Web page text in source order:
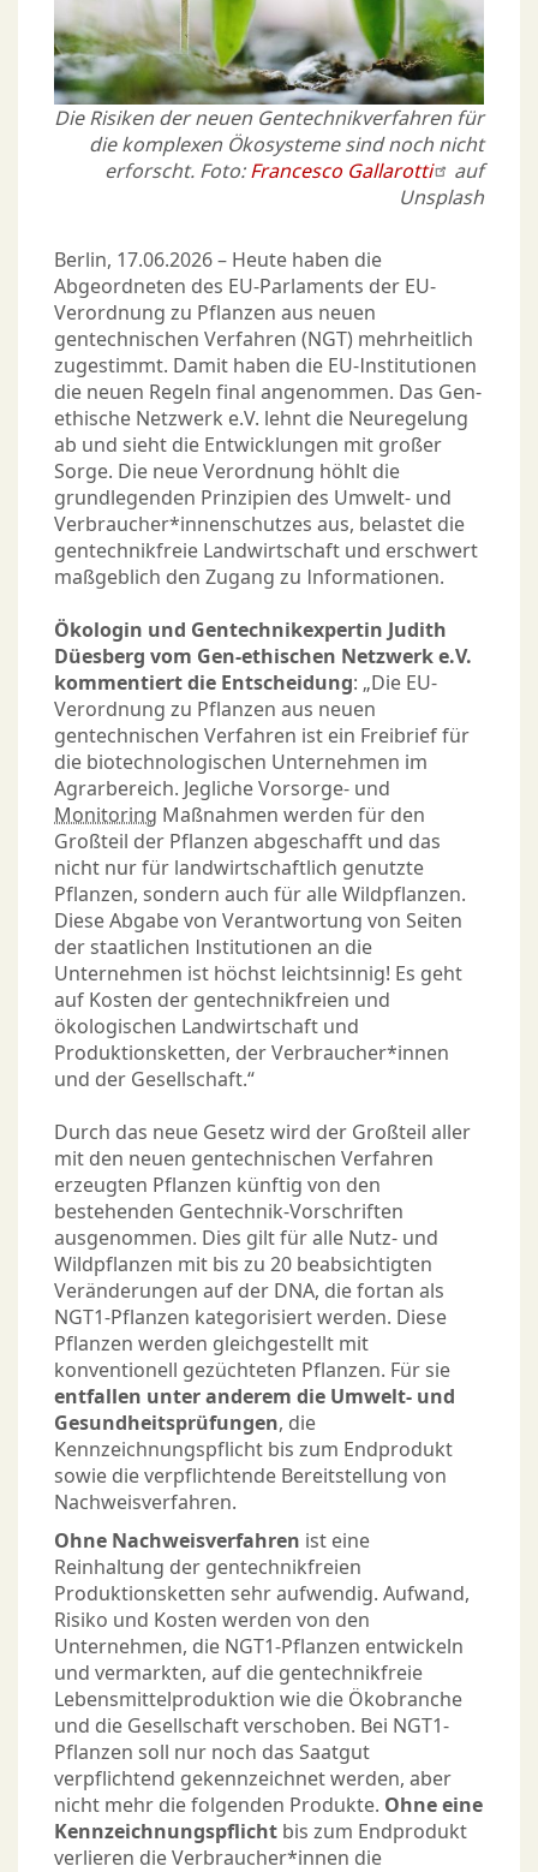
Die Risiken der neuen Gentechnikverfahren für
die komplexen Ökosysteme sind noch nicht
erforscht. Foto:Francesco Gallarotti
auf
Unsplash
Berlin, 17.06.2026 – Heute haben die
Abgeordneten des EU-Parlaments der EU-
Verordnung zu Pflanzen aus neuen
gentechnischen Verfahren (NGT) mehrheitlich
zugestimmt. Damit haben die EU-Institutionen
die neuen Regeln final angenommen. Das Gen-
ethische Netzwerk e.V. lehnt die Neuregelung
ab und sieht die Entwicklungen mit großer
Sorge. Die neue Verordnung höhlt die
grundlegenden Prinzipien des Umwelt- und
Verbraucher*innenschutzes aus, belastet die
gentechnikfreie Landwirtschaft und erschwert
maßgeblich den Zugang zu Informationen.
Ökologin und Gentechnikexpertin Judith
Düesberg vom Gen-ethischen Netzwerk e.V.
kommentiert die Entscheidung: „Die EU-
Verordnung zu Pflanzen aus neuen
gentechnischen Verfahren ist ein Freibrief für
die biotechnologischen Unternehmen im
Agrarbereich. Jegliche Vorsorge- und
Monitoring Maßnahmen werden für den
Großteil der Pflanzen abgeschafft und das
nicht nur für landwirtschaftlich genutzte
Pflanzen, sondern auch für alle Wildpflanzen.
Diese Abgabe von Verantwortung von Seiten
der staatlichen Institutionen an die
Unternehmen ist höchst leichtsinnig! Es geht
auf Kosten der gentechnikfreien und
ökologischen Landwirtschaft und
Produktionsketten, der Verbraucher*innen
und der Gesellschaft.“
Durch das neue Gesetz wird der Großteil aller
mit den neuen gentechnischen Verfahren
erzeugten Pflanzen künftig von den
bestehenden Gentechnik-Vorschriften
ausgenommen. Dies gilt für alle Nutz- und
Wildpflanzen mit bis zu 20 beabsichtigten
Veränderungen auf der DNA, die fortan als
NGT1-Pflanzen kategorisiert werden. Diese
Pflanzen werden gleichgestellt mit
konventionell gezüchteten Pflanzen. Für sie
entfallen unter anderem die Umwelt- und
Gesundheitsprüfungen, die
Kennzeichnungspflicht bis zum Endprodukt
sowie die verpflichtende Bereitstellung von
Nachweisverfahren.
Ohne Nachweisverfahren ist eine
Reinhaltung der gentechnikfreien
Produktionsketten sehr aufwendig. Aufwand,
Risiko und Kosten werden von den
Unternehmen, die NGT1-Pflanzen entwickeln
und vermarkten, auf die gentechnikfreie
Lebensmittelproduktion wie die Ökobranche
und die Gesellschaft verschoben. Bei NGT1-
Pflanzen soll nur noch das Saatgut
verpflichtend gekennzeichnet werden, aber
nicht mehr die folgenden Produkte. Ohne eine
Kennzeichnungspflicht bis zum Endprodukt
verlieren die Verbraucher*innen die